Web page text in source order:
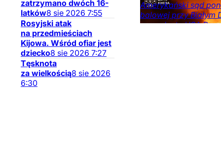
zatrzymano dwóch 16-
latków8 sie 2026 7:55
Rosyjski atak
na przedmieściach
Kijowa. Wśród ofiar jest
dziecko8 sie 2026 7:27
Tęsknota
za wielkością8 sie 2026
6:30
Amerykański sąd
balowej przy Białym
prezydenta USA